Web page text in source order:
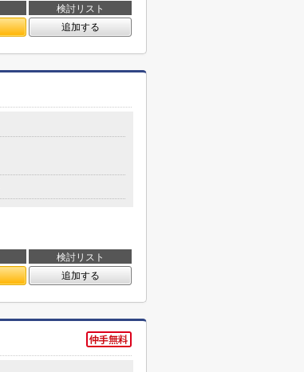
検討リスト
追加する
検討リスト
追加する